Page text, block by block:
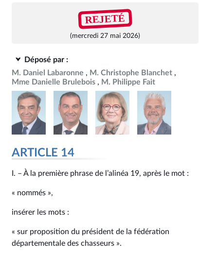
REJETÉ
(mercredi 27 mai 2026)
Déposé par :
M. Daniel Labaronne
M. Christophe Blanchet
Mme Danielle Brulebois
M. Philippe Fait
ARTICLE 14
I. – À la première phrase de l’alinéa 19, après le mot :
« nommés »,
insérer les mots :
« sur proposition du président de la fédération
départementale des chasseurs ».